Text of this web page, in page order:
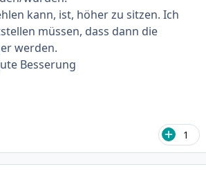
kann, ist, höher zu sitzen. Ich
müssen, dass dann die
werden.
Besserung
1